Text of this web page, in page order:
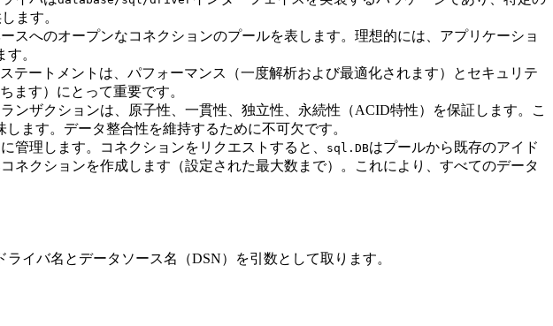
ます。
スへのオープンなコネクションのプールを表します。理想的には、アプリケーショ
。
テートメントは、パフォーマンス（一度解析および最適化されます）とセキュリテ
ます）にとって重要です。
ンザクションは、原子性、一貫性、独立性、永続性（ACID特性）を保証します。こ
ます。データ整合性を維持するために不可欠です。
管理します。コネクションをリクエストすると、 sql.DBはプールから既存のアイド
クションを作成します（設定された最大数まで）。これにより、すべてのデータ
イバ名とデータソース名（DSN）を引数として取ります。